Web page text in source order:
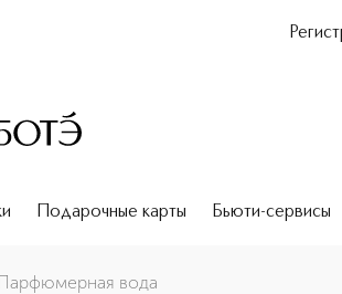
Подарочные карты Бьюти-сервисы
вода